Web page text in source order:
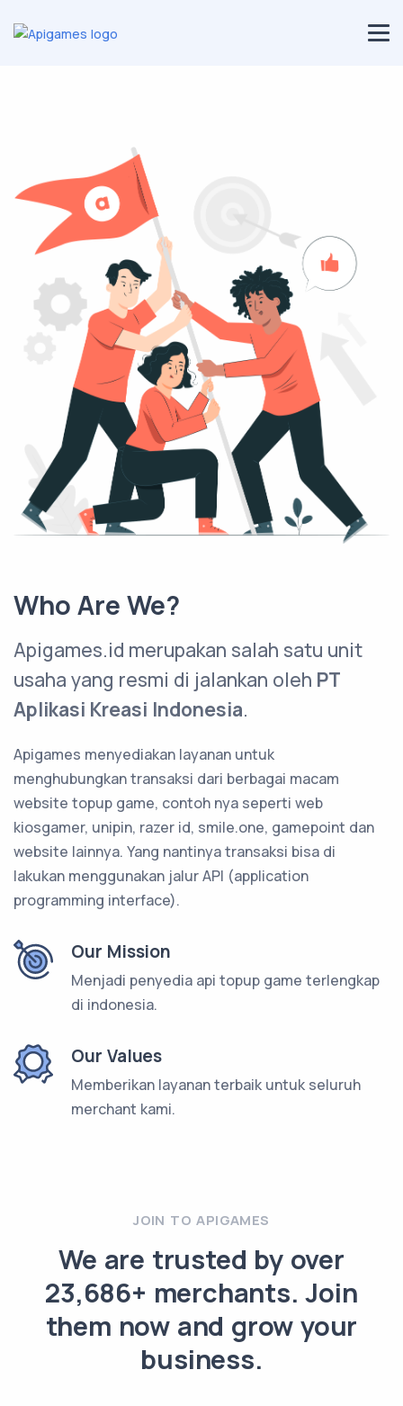
Who Are We?
Apigames.id merupakan salah satu unit
usaha yang resmi di jalankan oleh PT
Aplikasi Kreasi Indonesia.
Apigames menyediakan layanan untuk
menghubungkan transaksi dari berbagai macam
website topup game, contoh nya seperti web
kiosgamer, unipin, razer id, smile.one, gamepoint dan
website lainnya. Yang nantinya transaksi bisa di
lakukan menggunakan jalur API (application
programming interface).
Our Mission
Menjadi penyedia api topup game terlengkap
di indonesia.
Our Values
Memberikan layanan terbaik untuk seluruh
merchant kami.
JOIN TO APIGAMES
We are trusted by over
23,686+ merchants. Join
them now and grow your
business.